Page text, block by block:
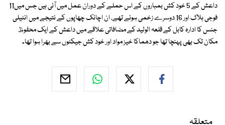
داعش کے 5 خود کش بمباروں کے اس حملے کے دوران عمل میں آئی ہیں جس میں11
فوجی ہلاک اور 16 دوسرے زخمی ہوئے تھے، ان اچانک چھاپوں کے نتیجے میں انٹیلی
جنس کا ادارہ کابل کے قلعہ الولید کے مضافاتی علاقے میں داعش کے ایک محفوظ
مکان تک بھی پہنچا تھا جو دھماکا خیز مواد اور خود کش جیکٹوں سے بھرا ہوا تھا۔
متعلقہ